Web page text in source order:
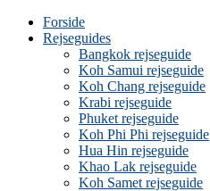
Forside
Rejseguides
Bangkok rejseguide
Koh Samui rejseguide
Koh Chang rejseguide
Krabi rejseguide
Phuket rejseguide
Koh Phi Phi rejseguide
Hua Hin rejseguide
Khao Lak rejseguide
Koh Samet rejseguide